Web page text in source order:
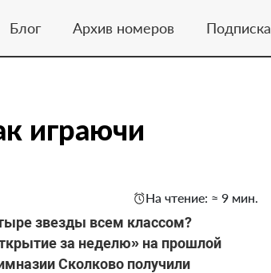
Блог Архив номеров Подписка
играючи
На чтение: ≈ 9 мин.
звезды всем классом?
за неделю» на прошлой
Сколково получили